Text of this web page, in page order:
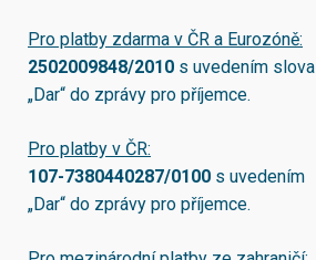
Pro platby zdarma v ČR a Eurozóně:
2502009848/2010 s uvedením slova
„Dar“ do zprávy pro příjemce.
Pro platby v ČR:
107-7380440287/0100 s uvedením
„Dar“ do zprávy pro příjemce.